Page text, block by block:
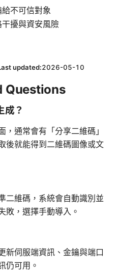
不可信對象
擾與資安風險
updated:2026-05-10
Questions
？
通常會有「分享二維碼」
後就能得到二維碼圖像或文
二維碼，系統會自動識別並
敗，選擇手動導入。
新伺服端資訊、金鑰與端口
仍可用。